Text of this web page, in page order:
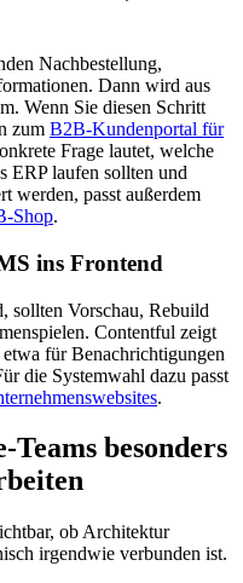
Nachbestellung,
Dann wird aus
Wenn Sie diesen Schritt
zum B2B-Kundenportal für
Frage lautet, welche
ERP laufen sollten und
werden, passt außerdem
Shop.
ins Frontend
sollten Vorschau, Rebuild
Contentful zeigt
für Benachrichtigungen
die Systemwahl dazu passt
.
Teams besonders
ob Architektur
irgendwie verbunden ist.